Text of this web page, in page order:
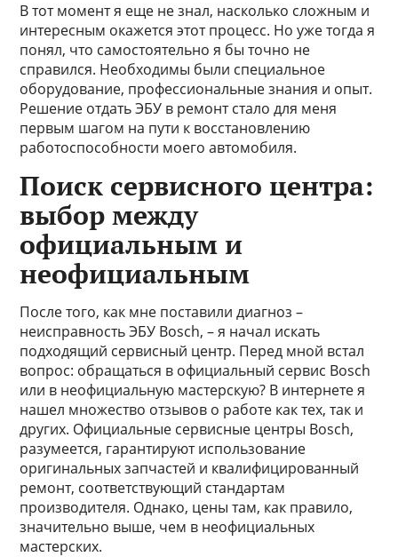
В тот момент я еще не знал, насколько сложным и
интересным окажется этот процесс. Но уже тогда я
понял, что самостоятельно я бы точно не
справился. Необходимы были специальное
оборудование, профессиональные знания и опыт.
Решение отдать ЭБУ в ремонт стало для меня
первым шагом на пути к восстановлению
работоспособности моего автомобиля.
Поиск сервисного центра:
выбор между
официальным и
неофициальным
После того, как мне поставили диагноз –
неисправность ЭБУ Bosch, – я начал искать
подходящий сервисный центр. Перед мной встал
вопрос: обращаться в официальный сервис Bosch
или в неофициальную мастерскую? В интернете я
нашел множество отзывов о работе как тех, так и
других. Официальные сервисные центры Bosch,
разумеется, гарантируют использование
оригинальных запчастей и квалифицированный
ремонт, соответствующий стандартам
производителя. Однако, цены там, как правило,
значительно выше, чем в неофициальных
мастерских.